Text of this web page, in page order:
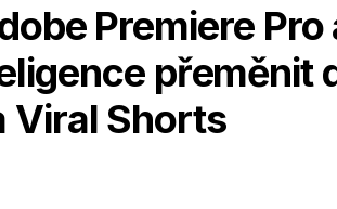
Premiere
přeměnit
Viral Shorts